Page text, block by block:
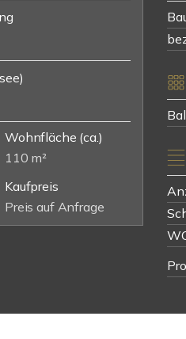
Wohnfläche (ca.)
110 m²
Kaufpreis
Preis auf Anfrage